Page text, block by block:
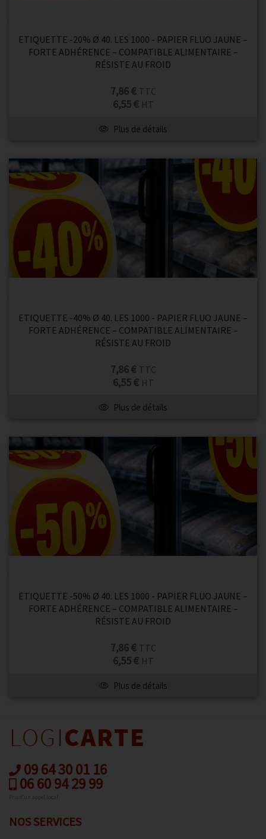
ETIQUETTE -20% Ø 40. LES 1000 - PAPIER FLUO JAUNE –
FORTE ADHÉRENCE – COMPATIBLE ALIMENTAIRE –
RÉSISTE AU FROID
7,86 € TTC
6,55 € HT
Plus de détails
ETIQUETTE -40% Ø 40. LES 1000 - PAPIER FLUO JAUNE –
FORTE ADHÉRENCE – COMPATIBLE ALIMENTAIRE –
RÉSISTE AU FROID
7,86 € TTC
6,55 € HT
Plus de détails
ETIQUETTE -50% Ø 40. LES 1000 - PAPIER FLUO JAUNE –
FORTE ADHÉRENCE – COMPATIBLE ALIMENTAIRE –
RÉSISTE AU FROID
7,86 € TTC
6,55 € HT
Plus de détails
09 64 30 01 16
06 60 94 29 99
NOS SERVICES